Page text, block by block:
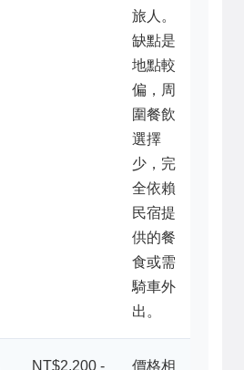
旅人。
缺點是
地點較
偏，周
圍餐飲
選擇
少，完
全依賴
民宿提
供的餐
食或需
騎車外
出。
NT$2,200 -
價格相